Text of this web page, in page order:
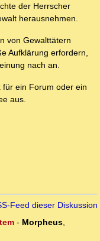
der Herrscher
herausnehmen.
von Gewalttätern
Aufklärung erfordern,
nach an.
für ein Forum oder ein
aus.
Feed dieser Diskussion
- Morpheus,